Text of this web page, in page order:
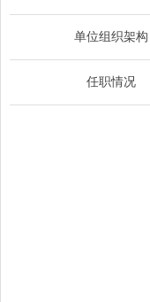
单位组织架构
任职情况